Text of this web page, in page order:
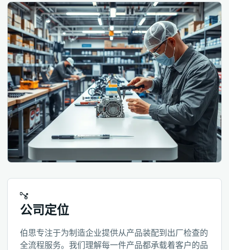
公司定位
伯思专注于为制造企业提供从产品装配到出厂检查的
全流程服务。我们理解每一件产品都承载着客户的品